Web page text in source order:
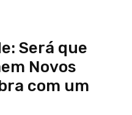
Será que
Novos
com um